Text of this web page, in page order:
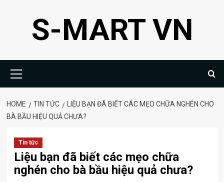
S-MART VN
Menu
HOME TIN TỨC
LIỆU BẠN ĐÃ BIẾT CÁC MẸO CHỮA NGHÉN CHO
BÀ BẦU HIỆU QUẢ CHƯA?
Tin tức
Liệu bạn đã biết các mẹo chữa
nghén cho bà bầu hiệu quả chưa?